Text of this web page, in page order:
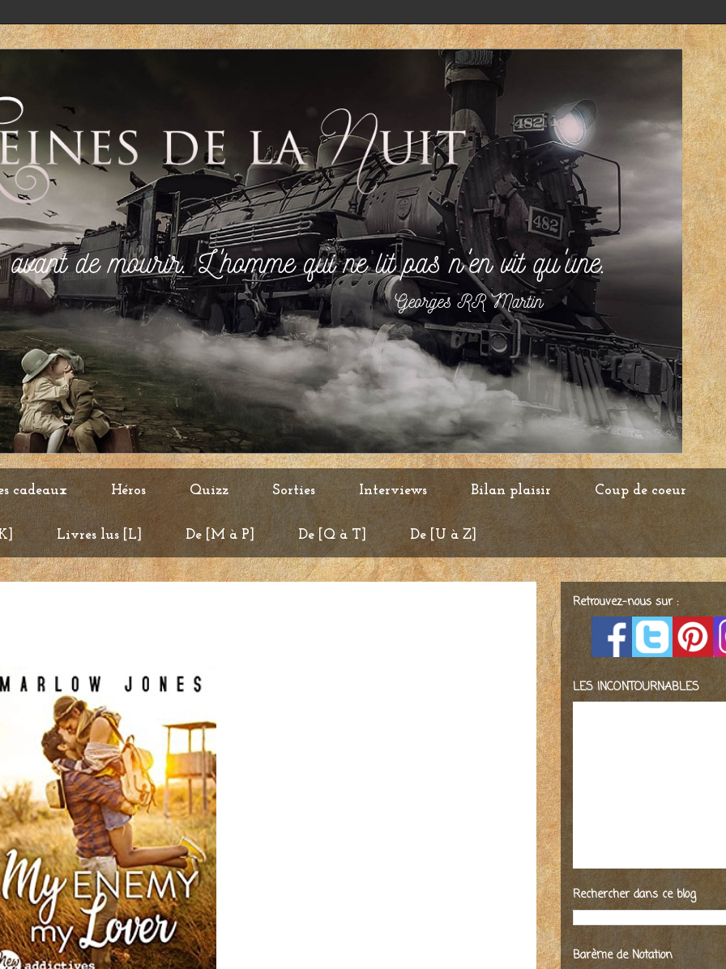
cadeaux Héros Quizz Sorties Interviews Bilan plaisir Coup de coeur
Livres lus [L] De [M à P] De [Q à T] De [U à Z]
Retrouvez-nous sur :
LES INCONTOURNABLES
Rechercher dans ce blog
Barème de Notation